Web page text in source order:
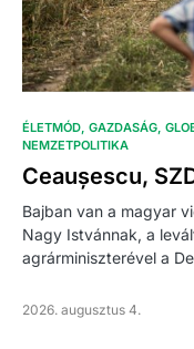
ÉLETMÓD GAZDASÁG
NEMZETPOLITIKA
Ceaușescu,
Bajban van a magyar
Nagy Istvánnak, a
agrárminiszterével a
2026. augusztus 4.